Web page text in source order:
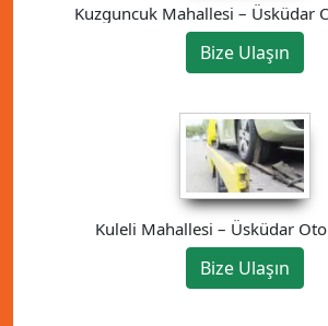
Kuzguncuk Mahallesi – Üsküdar
Bize Ulaşın
Kuleli Mahallesi – Üsküdar Oto
Bize Ulaşın